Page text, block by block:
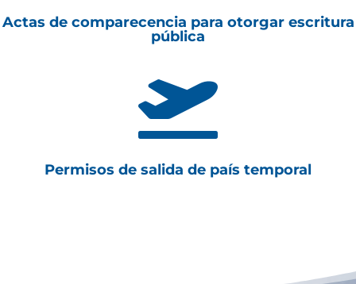
Actas de comparecencia para otorgar escritura
pública

Permisos de salida de país temporal